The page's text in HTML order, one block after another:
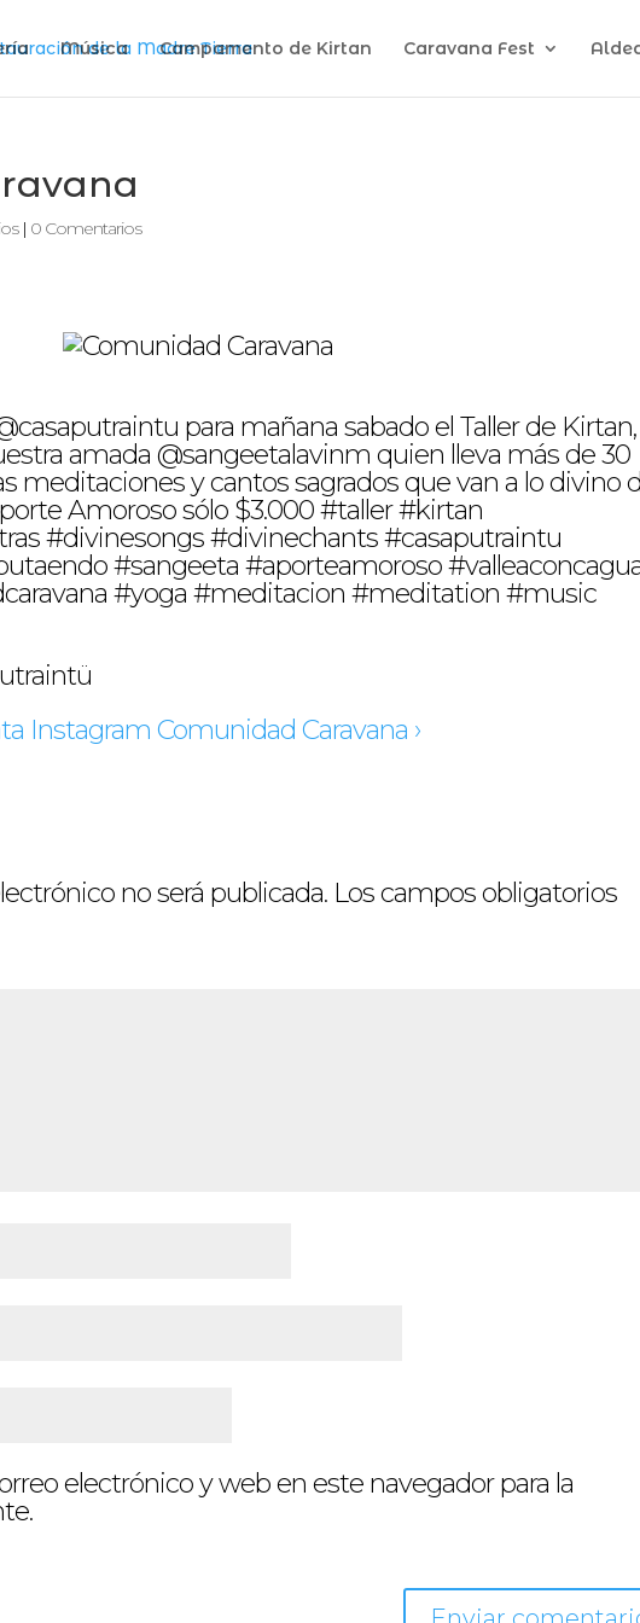
Música Campamento de Kirtan Caravana Fest
| 0 Comentarios
para mañana sabado el Taller de Kirtan,
amada @sangeetalavinm quien lleva más de 30
meditaciones y cantos sagrados que van a lo divino
Amoroso sólo $3.000 #taller #kirtan
#divinesongs #divinechants #casaputraintu
#sangeeta #aporteamoroso
#yoga #meditacion #meditation #music
Instagram Comunidad Caravana ›
no será publicada. Los campos obligatorios
electrónico y web en este navegador para la